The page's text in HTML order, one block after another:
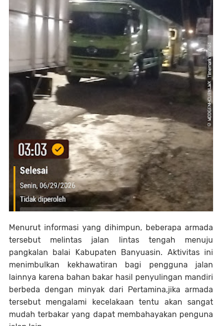
Menurut informasi yang dihimpun, beberapa armada
tersebut melintas jalan lintas tengah menuju
pangkalan balai Kabupaten Banyuasin. Aktivitas ini
menimbulkan kekhawatiran bagi pengguna jalan
lainnya karena bahan bakar hasil penyulingan mandiri
berbeda dengan minyak dari Pertamina,jika armada
tersebut mengalami kecelakaan tentu akan sangat
mudah terbakar yang dapat membahayakan penguna